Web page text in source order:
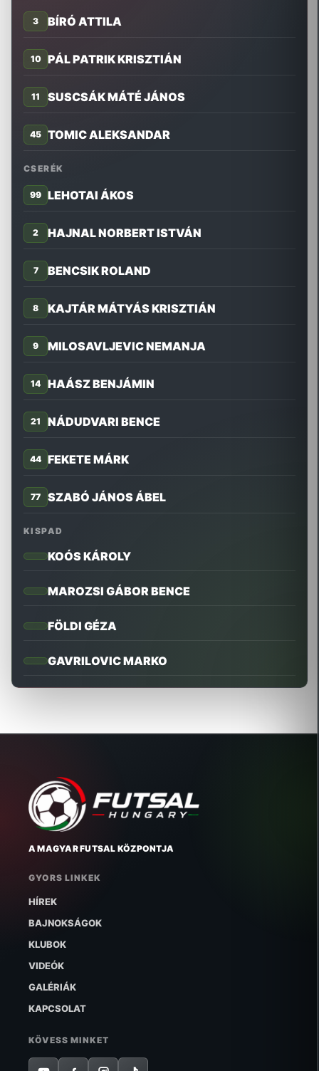
3 BÍRÓ ATTILA
10 PÁL PATRIK KRISZTIÁN
11 SUSCSÁK MÁTÉ JÁNOS
45 TOMIC ALEKSANDAR
CSERÉK
99 LEHOTAI ÁKOS
2 HAJNAL NORBERT ISTVÁN
7 BENCSIK ROLAND
8 KAJTÁR MÁTYÁS KRISZTIÁN
9 MILOSAVLJEVIC NEMANJA
14 HAÁSZ BENJÁMIN
21 NÁDUDVARI BENCE
44 FEKETE MÁRK
77 SZABÓ JÁNOS ÁBEL
KISPAD
KOÓS KÁROLY
MAROZSI GÁBOR BENCE
FÖLDI GÉZA
GAVRILOVIC MARKO
A MAGYAR FUTSAL KÖZPONTJA
GYORS LINKEK
HÍREK
BAJNOKSÁGOK
KLUBOK
VIDEÓK
GALÉRIÁK
KAPCSOLAT
KÖVESS MINKET